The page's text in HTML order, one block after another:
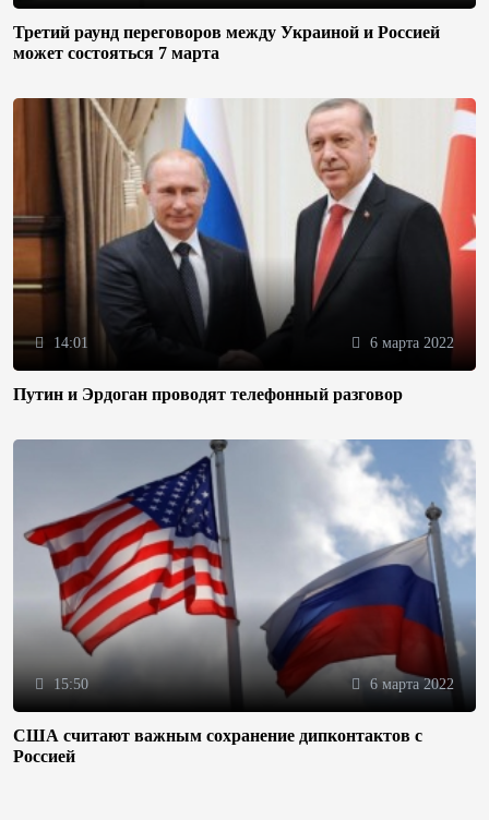
Третий раунд переговоров между Украиной и Россией
может состояться 7 марта
14:01 6 марта 2022
Путин и Эрдоган проводят телефонный разговор
15:50 6 марта 2022
США считают важным сохранение дипконтактов с
Россией